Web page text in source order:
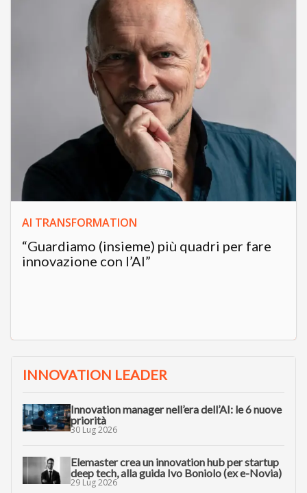
AI TRANSFORMATION
“Guardiamo (insieme) più quadri per fare
innovazione con l’AI”
INNOVATION LEADER
Innovation manager nell’era dell’AI: le 6 nuove
priorità
30 Lug 2026
Elemaster crea un innovation hub per startup
deep tech, alla guida Ivo Boniolo (ex e-Novia)
29 Lug 2026